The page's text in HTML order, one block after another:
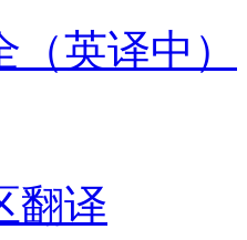
英译中）
翻译